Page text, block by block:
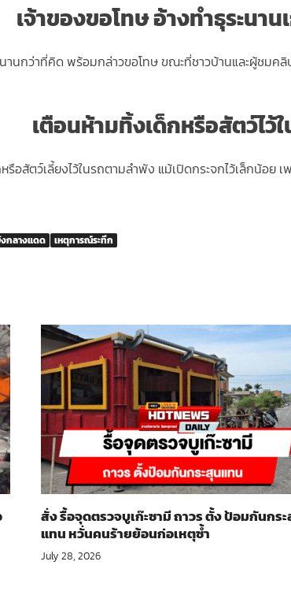
เจ้าของขอโทษ อ้างทำธุระนาน
านกว่าที่คิด พร้อมกล่าวขอโทษ ขณะที่ชาวบ้านและผู้ชม
เตือนห้ามทิ้งเด็กหรือสัตว์ไว้
อสัตว์เลี้ยงไว้ในรถตามลำพัง แม้เปิดกระจกไว้เล็กน้อย
กลางแดด เหตุการณ์ระทึก
สั่ง รื้อจุดตรวจบูเก๊ะซามี ถาวร ตั้ง ป้อมกันกร
แทน หวั่นคนร้ายย้อนก่อเหตุซ้ำ
July 28, 2026